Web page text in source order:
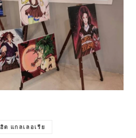
ฮิต แกลเลอเรีย